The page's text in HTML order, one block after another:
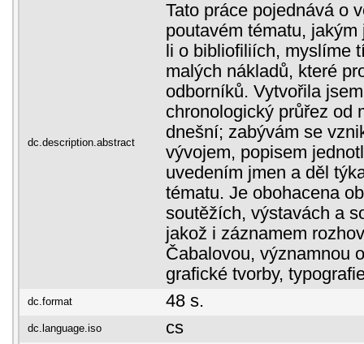
dc.description.abstract
Tato práce pojednává o
poutavém tématu,
li o bibliofiliích, myslíme
malých nákladů, které
odborníků. Vytvořila
chronologický průřez od
dnešní; zabývám se
vývojem, popisem
uvedením jmen a děl
tématu. Je obohacena
soutěžích, výstavách a
jakož i záznamem
Čabalovou, významnou
grafické tvorby,
dc.format 48 s.
dc.language.iso cs